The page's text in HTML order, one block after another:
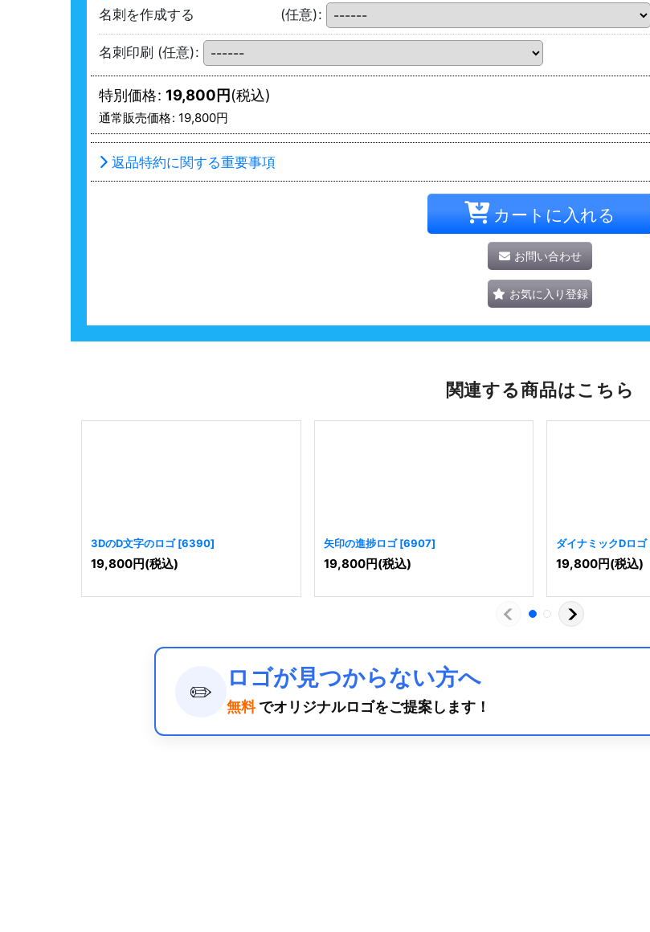
名刺を作成する (任意):
名刺印刷 (任意):
特別価格: 19,800円(税込)
通常販売価格: 19,800円
返品特約に関する重要事項
カートに入れる
お問い合わせ
お気に入り登録
関連する商品はこちら
3DのD文字のロゴ [6390]
19,800円(税込)
矢印の進捗ロゴ [6907]
19,800円(税込)
ダイナミックDロゴ
19,800円(税込)
✏️
ロゴが見つからない方へ
無料 でオリジナルロゴをご提案します！